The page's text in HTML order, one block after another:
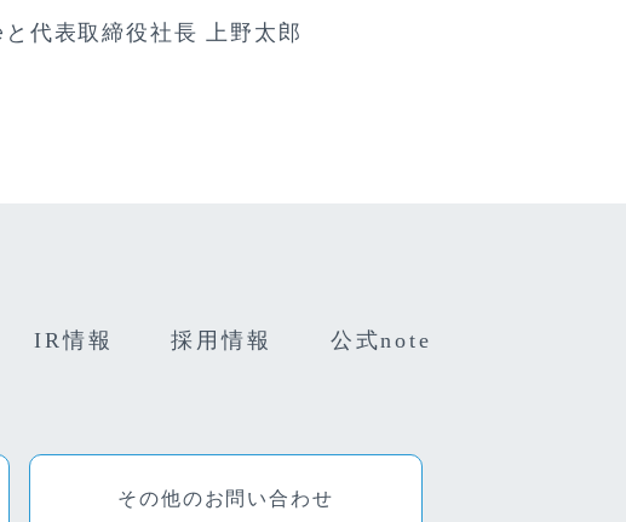
代表取締役社長 上野太郎
IR情報 採用情報 公式note
その他のお問い合わせ